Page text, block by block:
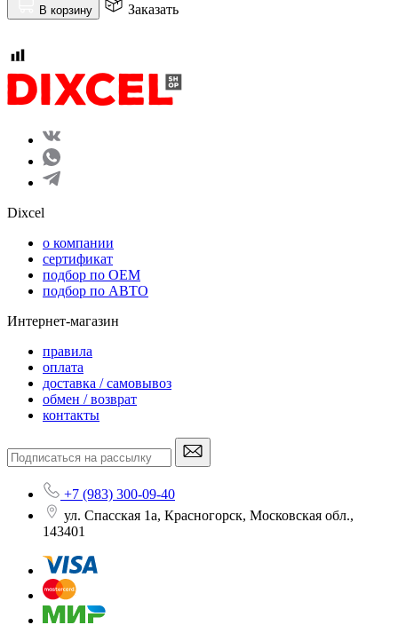
В корзину Заказать
Dixcel
o компании
сертификат
подбор по OEM
подбор по АВТО
Интернет-магазин
правила
оплата
доставка / самовывоз
обмен / возврат
контакты
+7 (983) 300-09-40
ул. Спасская 1а, Красногорск, Московская обл.,
143401